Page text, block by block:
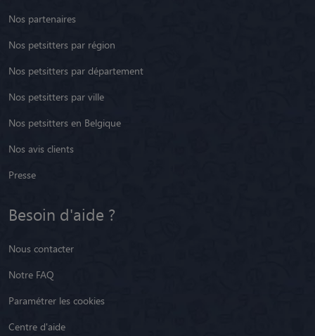
Nos partenaires
Nos petsitters par région
Nos petsitters par département
Nos petsitters par ville
Nos petsitters en Belgique
Nos avis clients
Presse
Besoin d'aide ?
Nous contacter
Notre FAQ
Paramétrer les cookies
Centre d'aide